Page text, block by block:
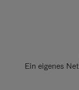
Ein eigenes